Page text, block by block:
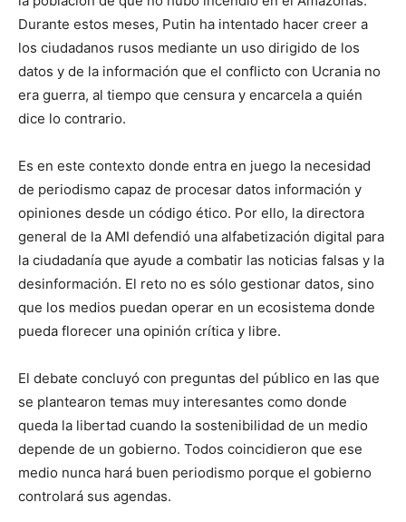
Durante estos meses, Putin ha intentado hacer creer a
los ciudadanos rusos mediante un uso dirigido de los
datos y de la información que el conflicto con Ucrania no
era guerra, al tiempo que censura y encarcela a quién
dice lo contrario.
Es en este contexto donde entra en juego la necesidad
de periodismo capaz de procesar datos información y
opiniones desde un código ético. Por ello, la directora
general de la AMI defendió una alfabetización digital para
la ciudadanía que ayude a combatir las noticias falsas y la
desinformación. El reto no es sólo gestionar datos, sino
que los medios puedan operar en un ecosistema donde
pueda florecer una opinión crítica y libre.
El debate concluyó con preguntas del público en las que
se plantearon temas muy interesantes como donde
queda la libertad cuando la sostenibilidad de un medio
depende de un gobierno. Todos coincidieron que ese
medio nunca hará buen periodismo porque el gobierno
controlará sus agendas.